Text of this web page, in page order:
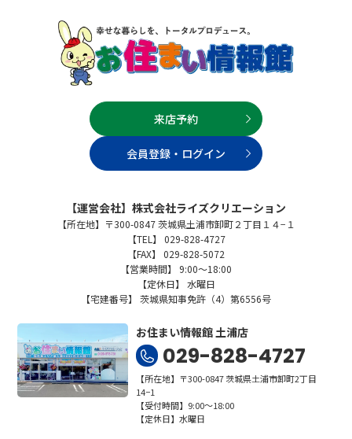
来店予約
会員登録・ログイン
【運営会社】株式会社ライズクリエーション
【所在地】〒300-0847 茨城県土浦市卸町２丁目１４−１
【TEL】 029-828-4727
【FAX】 029-828-5072
【営業時間】 9:00～18:00
【定休日】 水曜日
【宅建番号】 茨城県知事免許（4）第6556号
お住まい情報館 土浦店
029-828-4727
【所在地】〒300-0847 茨城県土浦市卸町2丁目
14−1
【受付時間】9:00～18:00
【定休日】水曜日